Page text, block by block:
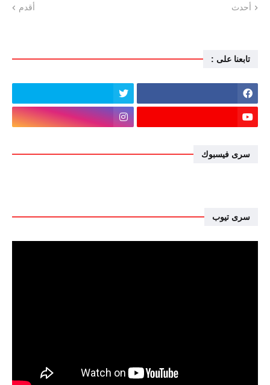
أحدث أقدم
تابعنا على :
سرى فيسبوك
سرى تيوب